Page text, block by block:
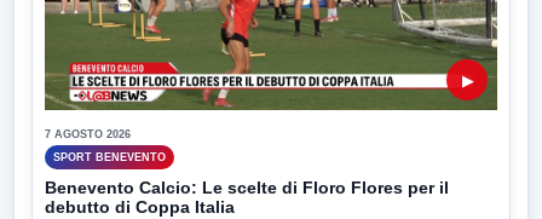
▶
7 AGOSTO 2026
SPORT BENEVENTO
Benevento Calcio: Le scelte di Floro Flores per il
debutto di Coppa Italia